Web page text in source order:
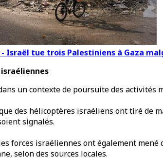
- Israël tue trois Palestiniens à Gaza
un contexte de poursuite des activités
des hélicoptères israéliens ont tiré de
signalés.
forces israéliennes ont également
selon des sources locales.